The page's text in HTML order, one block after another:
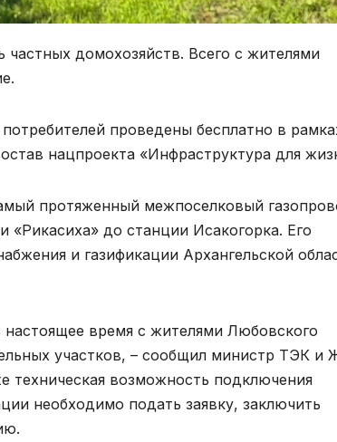
домохозяйств. Всего с жителями
проведены бесплатно в
нацпроекта «Инфраструктура для
протяженный межпоселковый
до станции Исакогорка. Его
и газификации Архангельской
время с жителями Любовского
участков, – сообщил министр ТЭК и
техническая возможность подключения
необходимо подать заявку, заключить